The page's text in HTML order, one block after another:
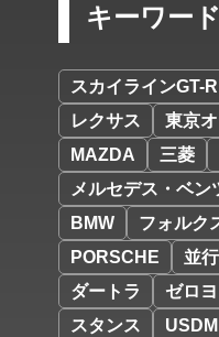
キーワー
スカイラインGT-R
レクサス
東京
MAZDA
三菱
メルセデス・ベン
BMW
フォルク
PORSCHE
並
ダートラ
ゼロ
スタンス
USDM